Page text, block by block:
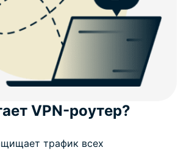
VPN-роутер?
трафик всех